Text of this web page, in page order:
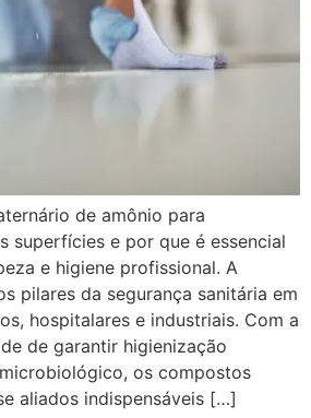
de amônio para
superfícies e por que é essencial
e higiene profissional. A
pilares da segurança sanitária em
hospitalares e industriais. Com a
de garantir higienização
os compostos
aliados indispensáveis […]